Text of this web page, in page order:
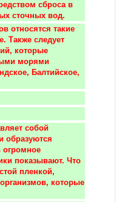
сброса в
сточных вод.
Также следует
которые
морями
Балтийское,
собой
образуются
огромное
показывают. Что
пленкой,
которые